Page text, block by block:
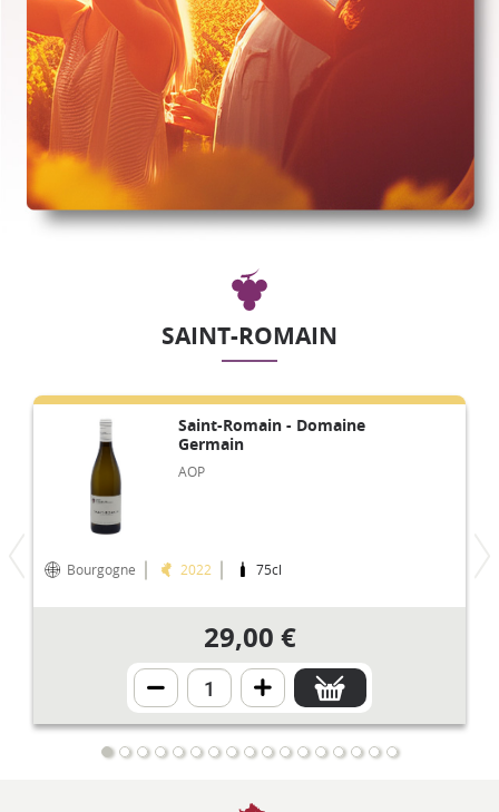
SAINT-ROMAIN
Saint-Romain - Domaine
Germain
AOP
Bourgogne 2022 75cl
29,00 €